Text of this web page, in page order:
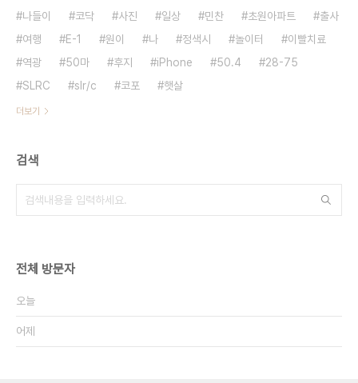
나들이
코닥 사진 일상 민찬 초원아파트
출사
여행
E-1 원이 나 정색시 놀이터
이빨치료
역광
50마 후지 iPhone 50.4
28-75
SLRC
slr/c 코포 햇살
더보기
검색
전체 방문자
오늘
어제